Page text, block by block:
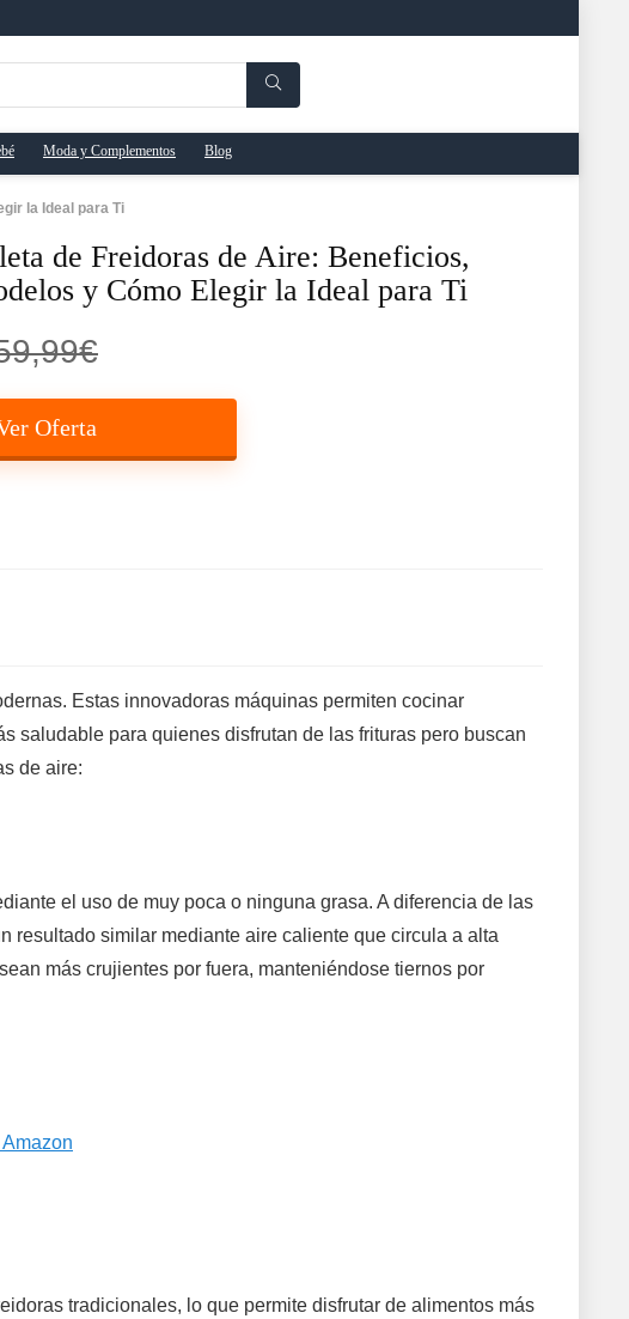
Moda y Complementos Blog
la Ideal para Ti
de Freidoras de Aire: Beneficios,
y Cómo Elegir la Ideal para Ti
Oferta
Estas innovadoras máquinas permiten cocinar
saludable para quienes disfrutan de las frituras pero buscan
de aire:
el uso de muy poca o ninguna grasa. A diferencia de las
resultado similar mediante aire caliente que circula a alta
más crujientes por fuera, manteniéndose tiernos por
tradicionales, lo que permite disfrutar de alimentos más